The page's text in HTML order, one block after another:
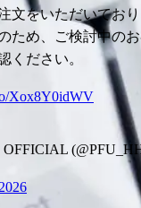
文をいただいてお
ため、ご検討中の
ください。
Xox8Y0idWV